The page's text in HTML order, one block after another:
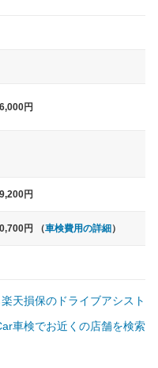
ウン、アルファード、フォレ
円
円
円 （車検費用の詳細）
天損保のドライブアシスト
車検でお近くの店舗を検索